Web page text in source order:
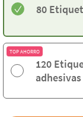
80
TOP AHORRO
120
adhesivas